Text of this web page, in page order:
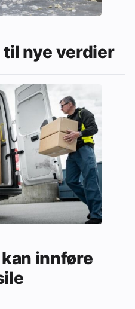
til nye verdier
innføre